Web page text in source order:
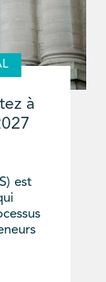
à
est